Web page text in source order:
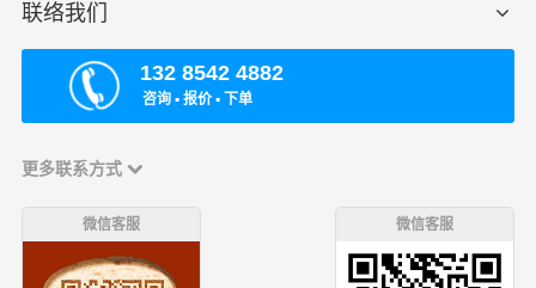
联络我们
132 8542 4882
咨询 ▪ 报价 ▪ 下单
更多联系方式
微信客服 微信客服